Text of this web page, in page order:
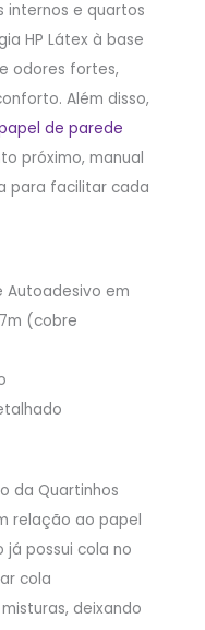
internos e quartos
HP Látex à base
odores fortes,
Além disso,
de parede
próximo, manual
para facilitar cada
Autoadesivo em
(cobre
da Quartinhos
relação ao papel
já possui cola no
cola
deixando